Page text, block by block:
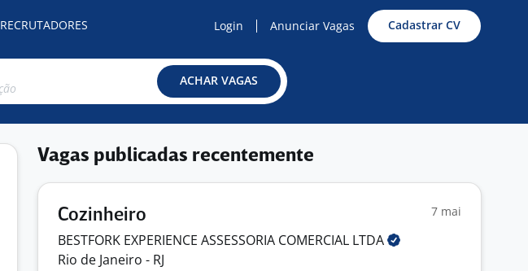
RECRUTADORES Login Anunciar Vagas Cadastrar CV
ACHAR VAGAS
Vagas publicadas recentemente
Cozinheiro 7 mai
BESTFORK EXPERIENCE ASSESSORIA COMERCIAL LTDA
Rio de Janeiro - RJ